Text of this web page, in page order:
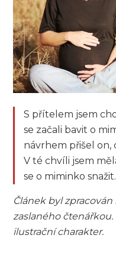
S přítelem jsem
se začali bavit o
návrhem přišel on,
V té chvíli jsem
se o miminko
Článek byl
zaslaného
ilustrační charakter.